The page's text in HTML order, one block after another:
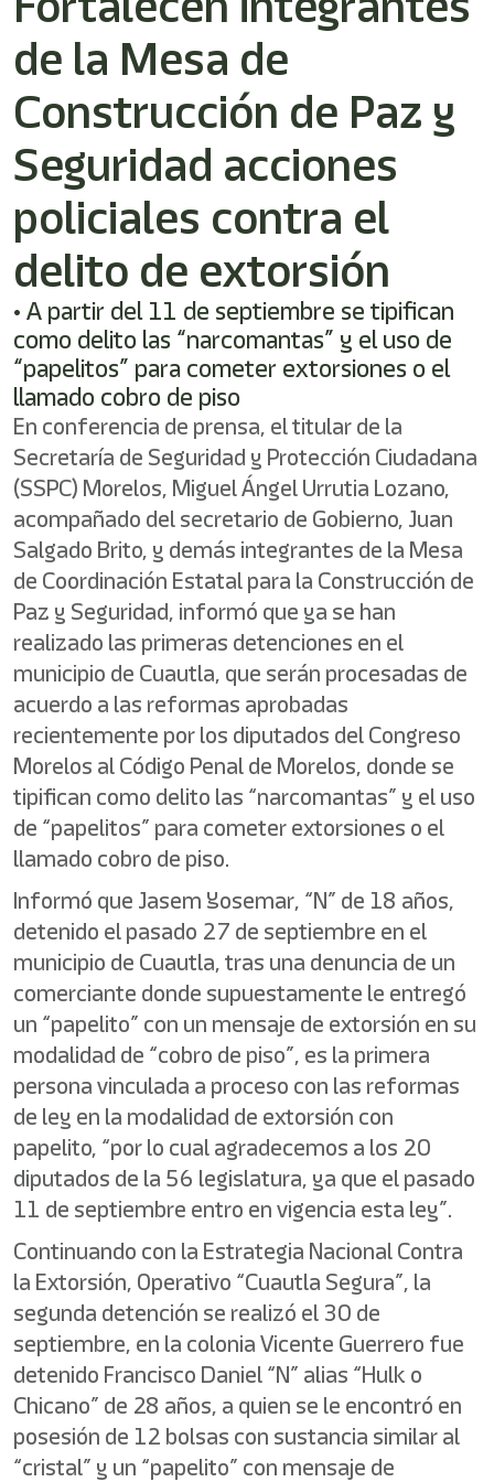
de la Mesa de
Construcción de Paz y
Seguridad acciones
policiales contra el
delito de extorsión
• A partir del 11 de septiembre se tipifican
como delito las “narcomantas” y el uso de
“papelitos” para cometer extorsiones o el
llamado cobro de piso
En conferencia de prensa, el titular de la
Secretaría de Seguridad y Protección Ciudadana
(SSPC) Morelos, Miguel Ángel Urrutia Lozano,
acompañado del secretario de Gobierno, Juan
Salgado Brito, y demás integrantes de la Mesa
de Coordinación Estatal para la Construcción de
Paz y Seguridad, informó que ya se han
realizado las primeras detenciones en el
municipio de Cuautla, que serán procesadas de
acuerdo a las reformas aprobadas
recientemente por los diputados del Congreso
Morelos al Código Penal de Morelos, donde se
tipifican como delito las “narcomantas” y el uso
de “papelitos” para cometer extorsiones o el
llamado cobro de piso.
Informó que Jasem Yosemar, “N” de 18 años,
detenido el pasado 27 de septiembre en el
municipio de Cuautla, tras una denuncia de un
comerciante donde supuestamente le entregó
un “papelito” con un mensaje de extorsión en su
modalidad de “cobro de piso”, es la primera
persona vinculada a proceso con las reformas
de ley en la modalidad de extorsión con
papelito, “por lo cual agradecemos a los 20
diputados de la 56 legislatura, ya que el pasado
11 de septiembre entro en vigencia esta ley”.
Continuando con la Estrategia Nacional Contra
la Extorsión, Operativo “Cuautla Segura”, la
segunda detención se realizó el 30 de
septiembre, en la colonia Vicente Guerrero fue
detenido Francisco Daniel “N” alias “Hulk o
Chicano” de 28 años, a quien se le encontró en
posesión de 12 bolsas con sustancia similar al
“cristal” y un “papelito” con mensaje de